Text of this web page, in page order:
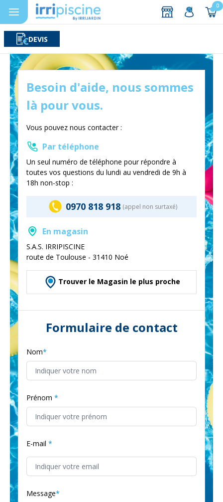
0
DEVIS
Aller au contenu
Besoin d'aide, nous sommes
là pour vous.
Vous pouvez nous contacter :
Par téléphone
Un seul numéro de téléphone pour répondre à
toutes vos questions du lundi au vendredi de 9h à
18h non-stop :
0970 818 918 (appel non surtaxé)
En magasin
S.A.S. IRRIPISCINE
route de Toulouse - 31410 Noé
Trouver le Magasin le plus proche
Formulaire de contact
Nom
Prénom
E-mail
Message